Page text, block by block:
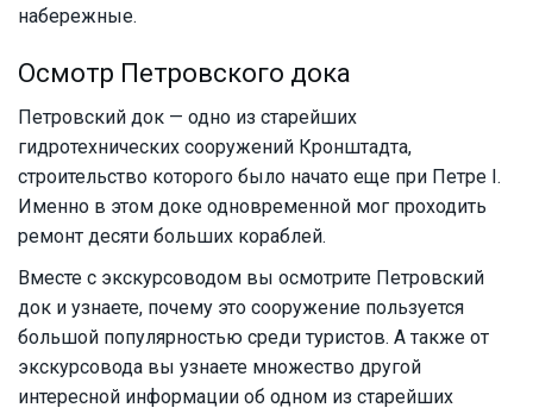
набережные.
Осмотр Петровского дока
Петровский док — одно из старейших
гидротехнических сооружений Кронштадта,
строительство которого было начато еще при Петре I.
Именно в этом доке одновременной мог проходить
ремонт десяти больших кораблей.
Вместе с экскурсоводом вы осмотрите Петровский
док и узнаете, почему это сооружение пользуется
большой популярностью среди туристов. А также от
экскурсовода вы узнаете множество другой
интересной информации об одном из старейших